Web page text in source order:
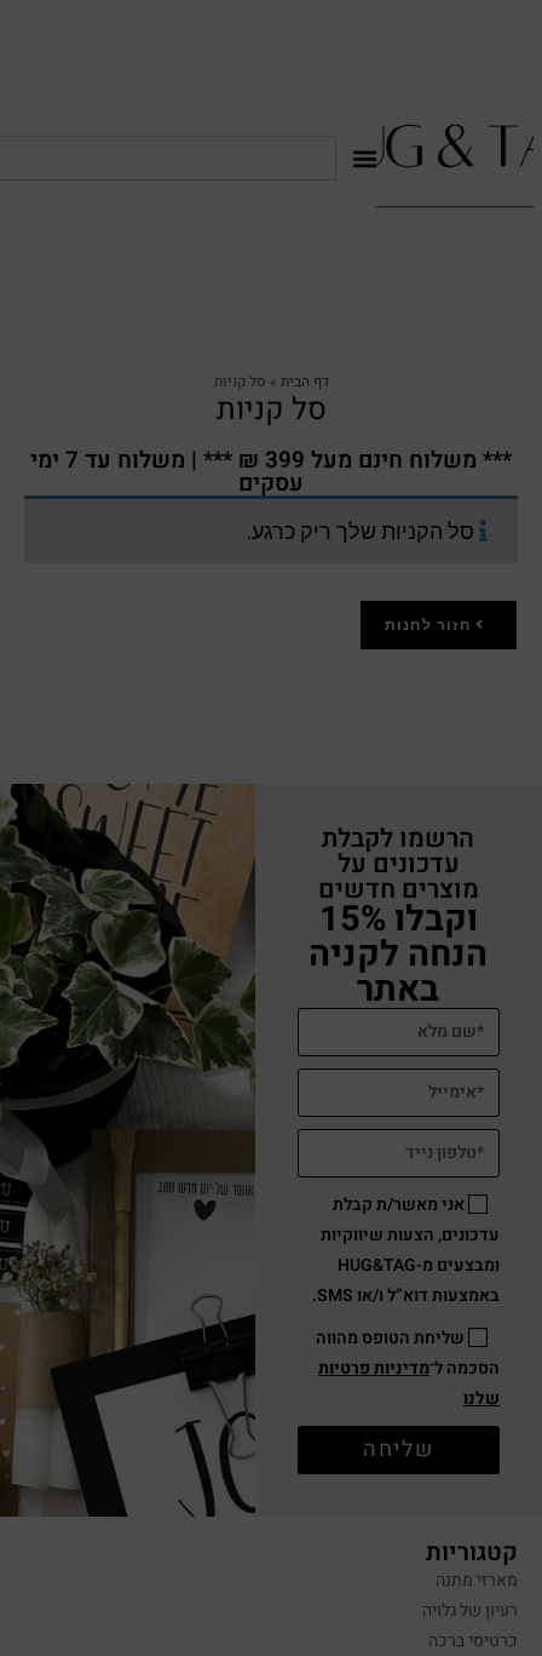
דף הבית » סל קניות
סל קניות
*** משלוח חינם מעל 399 ₪ *** | משלוח עד 7 ימי
עסקים
סל הקניות שלך ריק כרגע.
חזור לחנות
הרשמו לקבלת
עדכונים על
מוצרים חדשים
וקבלו 15%
הנחה לקניה
באתר
אני מאשר/ת קבלת
עדכונים, הצעות שיווקיות
ומבצעים מ-HUG&TAG
באמצעות דוא”ל ו/או SMS.
שליחת הטופס מהווה
הסכמה ל־מדיניות פרטיות
שלנו
שליחה
קטגוריות
מארזי מתנה
רעיון של גלויה
כרטיסי ברכה